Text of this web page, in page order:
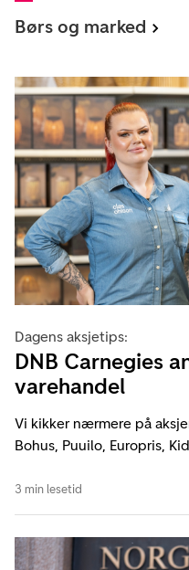
Børs og marked
Dagens aksjetips:
DNB Carnegies
varehandel
Vi kikker nærmere på
Bohus, Puuilo, Europris,
3 min lesetid